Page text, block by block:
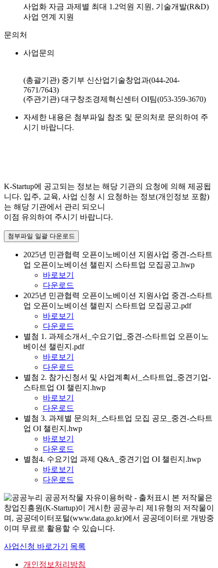
사업화 자금 과제별 최대 1.2억원 지원, 기술개발(R&D)
사업 연계 지원
문의처
사업문의
(총괄기관) 중기부 신산업기술창업과(044-204-
7671/7643)
(주관기관) 대구창조경제혁신센터 OI팀(053-359-3670)
자세한 내용은 첨부파일 참조 및 문의처로 문의하여 주
시기 바랍니다.
K-Startup에 공고되는 정보는 해당 기관의 요청에 의해 제공됩
니다. 입주, 교육, 사업 신청 시 요청하는 정보(개인정보 포함)
는 해당 기관에서 관리 되오니
이점 유의하여 주시기 바랍니다.
첨부파일 일괄 다운로드
2025년 민관협력 오픈이노베이션 지원사업 중견-스타트
업 오픈이노베이션 챌린지 스타트업 모집공고.hwp
바로보기
다운로드
2025년 민관협력 오픈이노베이션 지원사업 중견-스타트
업 오픈이노베이션 챌린지 스타트업 모집공고.pdf
바로보기
다운로드
별첨 1. 과제소개서_수요기업_중견-스타트업 오픈이노
베이션 챌린지.pdf
바로보기
다운로드
별첨 2. 참가신청서 및 사업계획서_스타트업_중견기업-
스타트업 OI 챌린지.hwp
바로보기
다운로드
별첨 3. 과제별 문의처_스타트업 모집 공모_중견-스타트
업 OI 챌린지.hwp
바로보기
다운로드
별첨4. 수요기업 과제 Q&A_중견기업 OI 챌린지.hwp
바로보기
다운로드
본 저작물은
창업진흥원(K-Startup)이 게시한 공공누리 제1유형의 저작물이
며, 공공데이터포털(www.data.go.kr)에서 공공데이터로 개방중
이며 무료로 활용할 수 있습니다.
사업신청 바로가기 목록
개인정보처리방침